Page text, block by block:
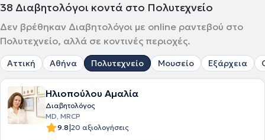
38 Διαβητολόγοι κοντά στο Πολυτεχνείο
Δεν βρέθηκαν Διαβητολόγοι με online ραντεβού στο
Πολυτεχνείο, αλλά σε κοντινές περιοχές.
Αττική Αθήνα Πολυτεχνείο Μουσείο Εξάρχεια
Ηλιοπούλου Αμαλία
Διαβητολόγος
MD, MRCP
9.8|20 αξιολογήσεις